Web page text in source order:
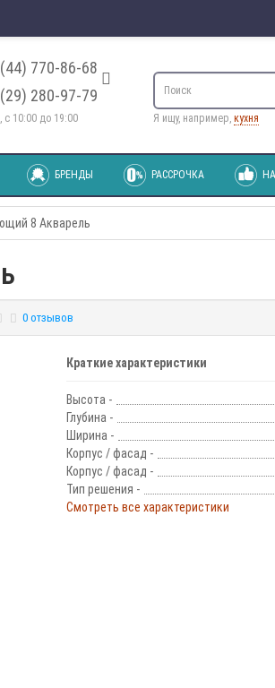
770-86-68
280-97-79
с 10:00 до 19:00 Я ищу, например, кухня
БРЕНДЫ РАССРОЧКА
8 Акварель
0 отзывов
Краткие характеристики
Высота -
Глубина -
Ширина -
Корпус / фасад -
Корпус / фасад -
Тип решения -
Смотреть все характеристики